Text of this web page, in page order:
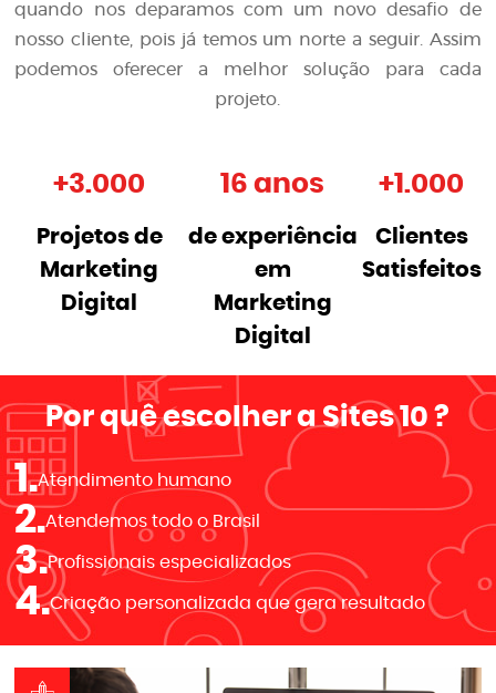
quando nos deparamos com um novo desafio de
nosso cliente, pois já temos um norte a seguir. Assim
podemos oferecer a melhor solução para cada
projeto.
+3.000
Projetos de
Marketing
Digital
16 anos
de experiência
em
Marketing
Digital
+1.000
Clientes
Satisfeitos
Por quê escolher aSites 10 ?
1.Atendimento humano
2.Atendemos todo o Brasil
3.Profissionais especializados
4.Criação personalizada que gera resultado